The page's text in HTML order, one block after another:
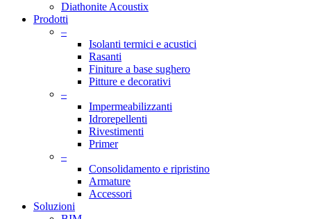
Diathonite Acoustix
Prodotti
–
Isolanti termici e acustici
Rasanti
Finiture a base sughero
Pitture e decorativi
–
Impermeabilizzanti
Idrorepellenti
Rivestimenti
Primer
–
Consolidamento e ripristino
Armature
Accessori
Soluzioni